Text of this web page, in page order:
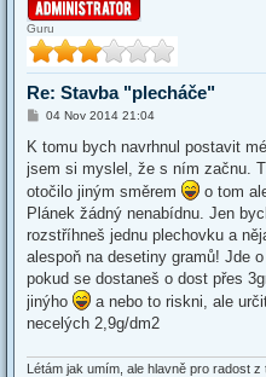
Guru
Re: Stavba "plecháče"
P
s
04 Nov 2014 21:04
K tomu bych navrhnul postavit
jsem si myslel, že s ním začnu.
otočilo jiným směrem
o tom
Plánek žádný nenabídnu. Jen
rozstříhneš jednu plechovku a
alespoň na desetiny gramů! Jde
pokud se dostaneš o dost přes
jinýho
a nebo to riskni, ale
necelých 2,9g/dm2
Létám jak umím, ale hlavně pro radost z